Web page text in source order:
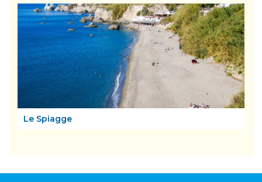
Le Spiagge